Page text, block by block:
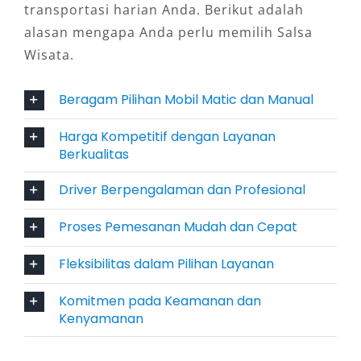
dimensi yang mirip Avanza, Xenia menawarkan
kenyamanan dan efisiensi yang baik, ideal
untuk perjalanan dalam kota maupun luar kota
dengan budget yang lebih terjangkau.
3. Mitsubishi Xpander: Tampil Gaya dengan
Fitur Modern
Mitsubishi Xpander hadir dengan desain yang
modern dan fitur-fitur canggih. Kabinnya yang
luas dan nyaman menjadikannya pilihan
menarik bagi keluarga yang menginginkan
tampilan yang lebih stylish dan performa yang
mumpuni.
4. Toyota Innova Reborn
transportasi harian Anda. Berikut adalah
alasan mengapa Anda perlu memilih Salsa
Wisata.
Beragam Pilihan Mobil Matic dan Manual
Harga Kompetitif dengan Layanan
Berkualitas
Driver Berpengalaman dan Profesional
Proses Pemesanan Mudah dan Cepat
Fleksibilitas dalam Pilihan Layanan
Komitmen pada Keamanan dan
Kenyamanan